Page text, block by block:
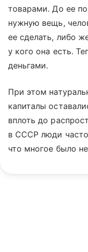
товарами. До ее
нужную вещь,
ее сделать, либо
у кого она есть.
деньгами.
При этом
капиталы
вплоть до
в СССР люди
что многое было